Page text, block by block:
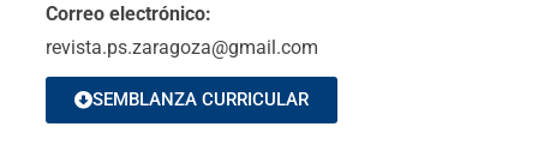
Correo electrónico:
revista.ps.zaragoza@gmail.com
SEMBLANZA CURRICULAR